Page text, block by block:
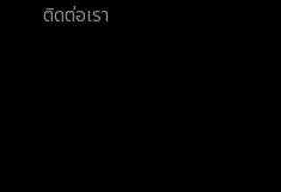
ติดต่อเรา